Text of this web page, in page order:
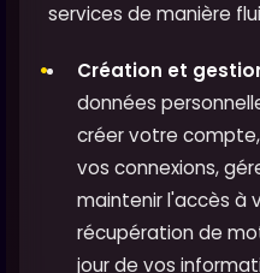
services de manière
Création et
données
créer votre
vos connexions,
maintenir l'accès à
récupération de
jour de vos